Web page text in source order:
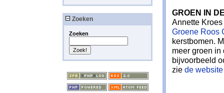
Zoeken
Zoeken
GROEN IN
Annette
Groene Roos
kerstbomen.
meer groen
bijvoorbeeld
zie de